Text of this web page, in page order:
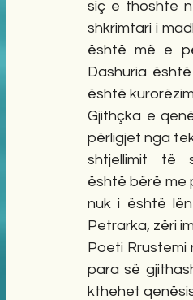
siç e thoshte
shkrimtari i
është më e
Dashuria
është
Gjithçka e
përligjet nga
shtjellimit të
është bërë me
nuk i është
Petrarka, zëri
Poeti
para së
kthehet